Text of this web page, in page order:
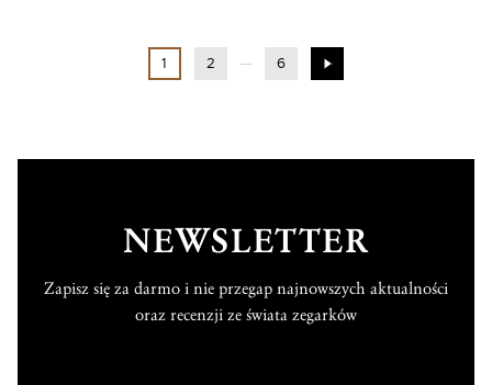
1 2 6
NEWSLETTER
Zapisz się za darmo i nie przegap najnowszych aktualności
oraz recenzji ze świata zegarków